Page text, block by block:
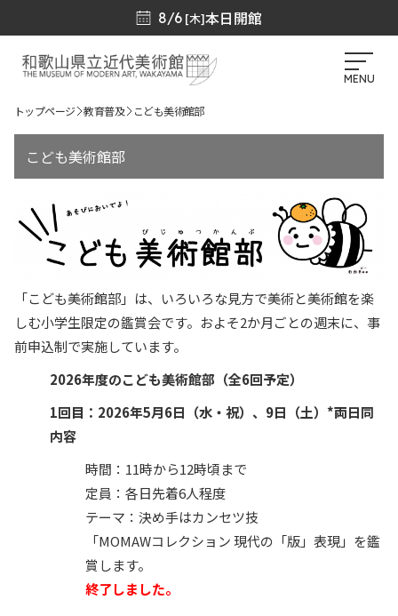
8/6 [木]本日開館
MENU
トップページ 教育普及 こども美術館部
こども美術館部
「こども美術館部」は、いろいろな見方で美術と美術館を楽
しむ小学生限定の鑑賞会です。およそ2か月ごとの週末に、事
前申込制で実施しています。
2026年度のこども美術館部（全6回予定）
1回目：2026年5月6日（水・祝）、9日（土）*両日同
内容
時間：11時から12時頃まで
定員：各日先着6人程度
テーマ：決め手はカンセツ技
「MOMAWコレクション 現代の「版」表現」を鑑
賞します。
終了しました。